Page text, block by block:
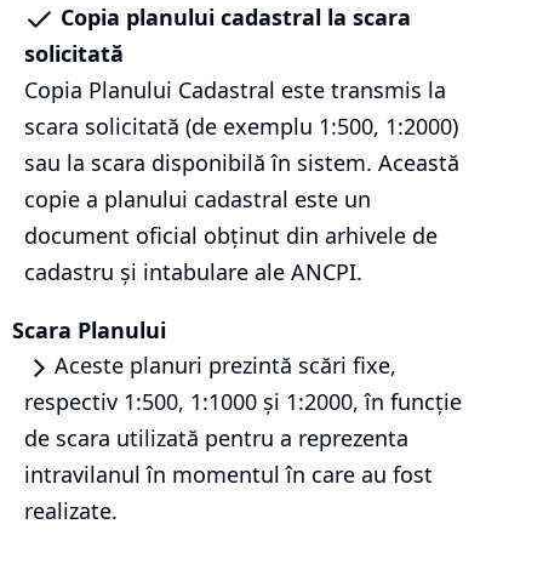
Copia planului cadastral la scara
solicitată
Copia Planului Cadastral este transmis la
scara solicitată (de exemplu 1:500, 1:2000)
sau la scara disponibilă în sistem. Această
copie a planului cadastral este un
document oficial obținut din arhivele de
cadastru și intabulare ale ANCPI.
Scara Planului
Aceste planuri prezintă scări fixe,
respectiv 1:500, 1:1000 și 1:2000, în funcție
de scara utilizată pentru a reprezenta
intravilanul în momentul în care au fost
realizate.